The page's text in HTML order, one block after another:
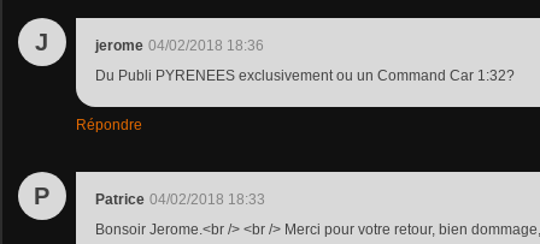
J jerome 04/02/2018 18:36
Du Publi PYRENEES exclusivement ou un Command Car 1:32?
Répondre
P Patrice 04/02/2018 18:33
Bonsoir Jerome.<br /> <br /> Merci pour votre retour, bien